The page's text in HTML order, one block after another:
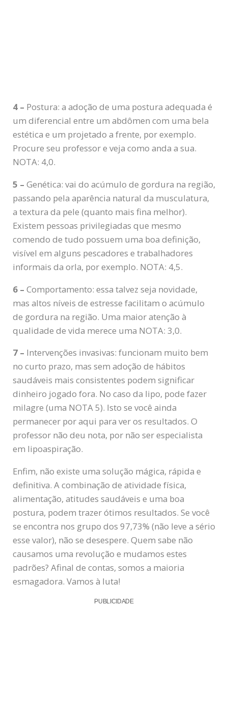
4 – Postura: a adoção de uma postura adequada é
um diferencial entre um abdômen com uma bela
estética e um projetado a frente, por exemplo.
Procure seu professor e veja como anda a sua.
NOTA: 4,0.
5 – Genética: vai do acúmulo de gordura na região,
passando pela aparência natural da musculatura,
a textura da pele (quanto mais fina melhor).
Existem pessoas privilegiadas que mesmo
comendo de tudo possuem uma boa definição,
visível em alguns pescadores e trabalhadores
informais da orla, por exemplo. NOTA: 4,5.
6 – Comportamento: essa talvez seja novidade,
mas altos níveis de estresse facilitam o acúmulo
de gordura na região. Uma maior atenção à
qualidade de vida merece uma NOTA: 3,0.
7 – Intervenções invasivas: funcionam muito bem
no curto prazo, mas sem adoção de hábitos
saudáveis mais consistentes podem significar
dinheiro jogado fora. No caso da lipo, pode fazer
milagre (uma NOTA 5). Isto se você ainda
permanecer por aqui para ver os resultados. O
professor não deu nota, por não ser especialista
em lipoaspiração.
Enfim, não existe uma solução mágica, rápida e
definitiva. A combinação de atividade física,
alimentação, atitudes saudáveis e uma boa
postura, podem trazer ótimos resultados. Se você
se encontra nos grupo dos 97,73% (não leve a sério
esse valor), não se desespere. Quem sabe não
causamos uma revolução e mudamos estes
padrões? Afinal de contas, somos a maioria
esmagadora. Vamos à luta!
PUBLICIDADE